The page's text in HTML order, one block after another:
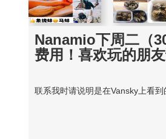
Nanamio下周二（
费用！喜欢玩的朋
联系我时请说明是在Vansky上看到